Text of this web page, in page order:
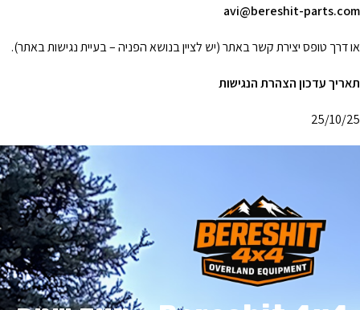
avi@bereshit-parts.com
או דרך טופס יצירת קשר באתר (יש לציין בנושא הפניה – בעיית נגישות באתר).
תאריך עדכון הצהרת הנגישות
25/10/25